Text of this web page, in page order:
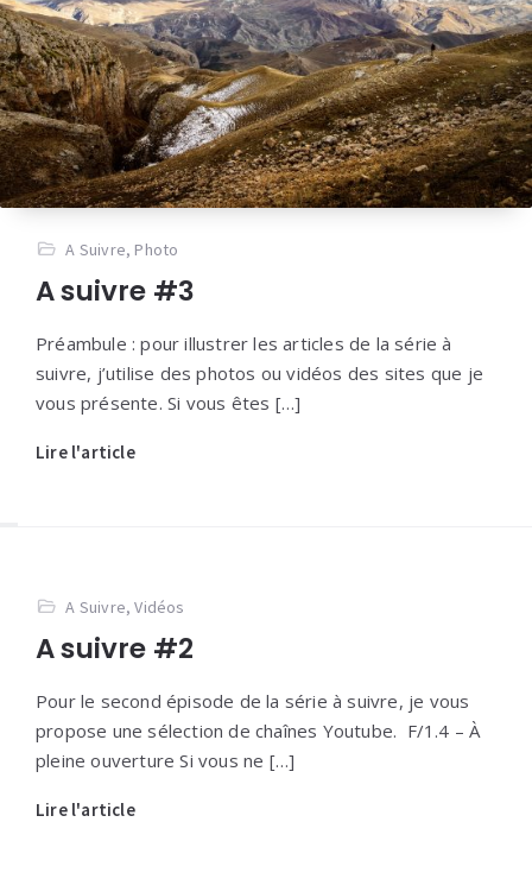
A Suivre, Photo
A suivre #3
Préambule : pour illustrer les articles de la série à
suivre, j’utilise des photos ou vidéos des sites que je
vous présente. Si vous êtes […]
Lire l'article
A Suivre,Vidéos
A suivre #2
Pour le second épisode de la série à suivre, je vous
propose une sélection de chaînes Youtube. F/1.4 – À
pleine ouverture Si vous ne […]
Lire l'article